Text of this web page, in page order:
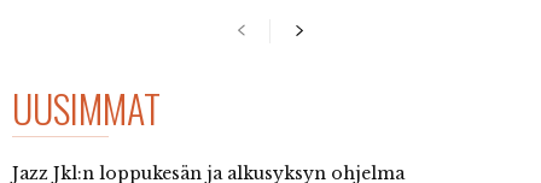
UUSIMMAT
Jazz Jkl:n loppukesän ja alkusyksyn ohjelma